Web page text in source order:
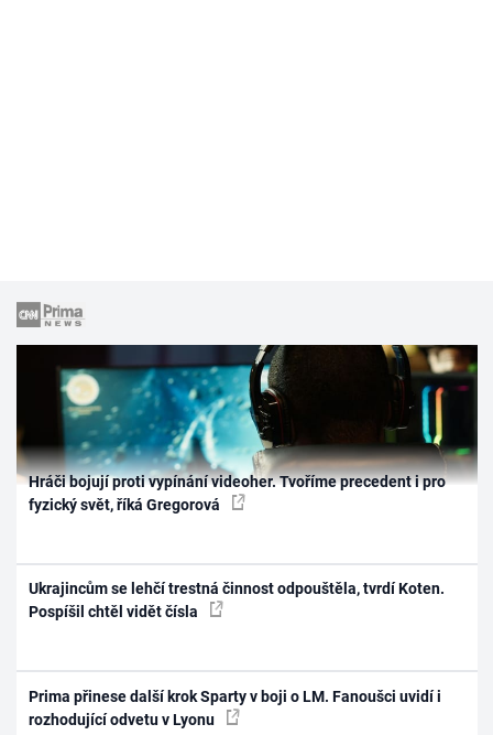
Hráči bojují proti vypínání videoher. Tvoříme precedent i pro
fyzický svět, říká Gregorová
Ukrajincům se lehčí trestná činnost odpouštěla, tvrdí Koten.
Pospíšil chtěl vidět čísla
Prima přinese další krok Sparty v boji o LM. Fanoušci uvidí i
rozhodující odvetu v Lyonu